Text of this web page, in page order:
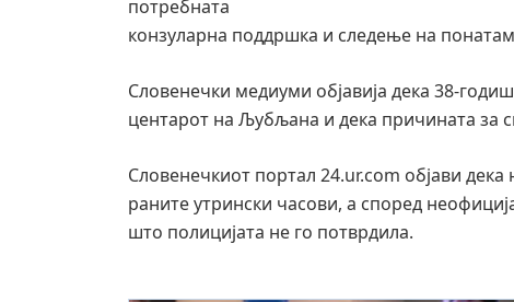
потребната
конзуларна поддршка и следење на
Словенечки медиуми објавија дека 38-
центарот на Љубљана и дека причината за
Словенечкиот портал 24.ur.com објави
раните утрински часови, а според
што полицијата не го потврдила.